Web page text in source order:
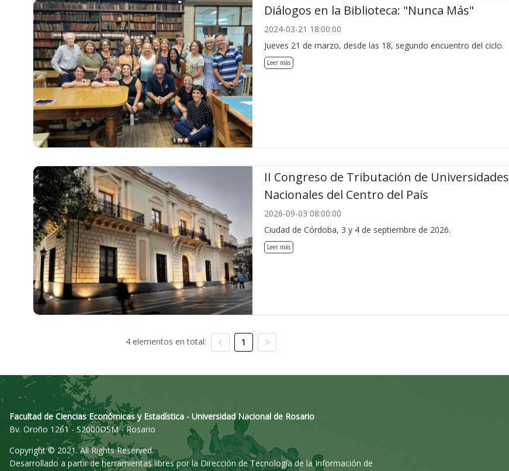
Diálogos en la Biblioteca: "Nunca Más"
2024-03-21 18:00:00
Jueves 21 de marzo, desde las 18, segundo encuentro del ciclo.
Leer más
II Congreso de Tributación de Universidades
Nacionales del Centro del País
2026-09-03 08:00:00
Ciudad de Córdoba, 3 y 4 de septiembre de 2026.
Leer más
4 elementos en total: 1
Facultad de Ciencias Económicas y Estadística - Universidad Nacional de Rosario
Bv. Oroño 1261 - S2000DSM - Rosario
Copyright © 2021. All Rights Reserved.
Desarrollado a partir de herramientas libres por la Dirección de Tecnología de la Información de